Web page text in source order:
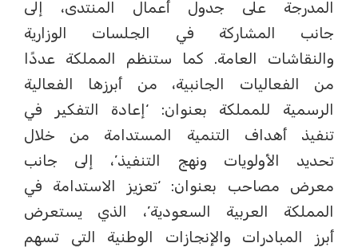
المدرجة على جدول أعمال المنتدى، إلى
جانب المشاركة في الجلسات الوزارية
والنقاشات العامة. كما ستنظم المملكة عددًا
من الفعاليات الجانبية، من أبرزها الفعالية
الرسمية للمملكة بعنوان: ‘إعادة التفكير في
تنفيذ أهداف التنمية المستدامة من خلال
تحديد الأولويات ونهج التنفيذ’، إلى جانب
معرض مصاحب بعنوان: ‘تعزيز الاستدامة في
المملكة العربية السعودية’، الذي يستعرض
أبرز المبادرات والإنجازات الوطنية التي تسهم